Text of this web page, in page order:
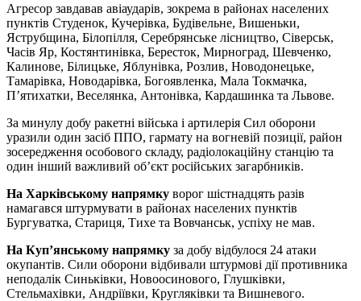
Агресор завдавав авіаударів, зокрема в районах населених
пунктів Студенок, Кучерівка, Будівельне, Вишеньки,
Яструбщина, Білопілля, Серебрянське лісництво, Сіверськ,
Часів Яр, Костянтинівка, Бересток, Мирноград, Шевченко,
Калинове, Білицьке, Яблунівка, Розлив, Новодонецьке,
Тамарівка, Новодарівка, Богоявленка, Мала Токмачка,
П’ятихатки, Веселянка, Антонівка, Кардашинка та Львове.
За минулу добу ракетні війська і артилерія Сил оборони
уразили один засіб ППО, гармату на вогневій позиції, район
зосередження особового складу, радіолокаційну станцію та
один інший важливий об’єкт російських загарбників.
На Харківському напрямку ворог шістнадцять разів
намагався штурмувати в районах населених пунктів
Бургуватка, Стариця, Тихе та Вовчанськ, успіху не мав.
На Куп’янському напрямку за добу відбулося 24 атаки
окупантів. Сили оборони відбивали штурмові дії противника
неподалік Синьківки, Новоосинового, Глушківки,
Стельмахівки, Андріївки, Кругляківки та Вишневого.